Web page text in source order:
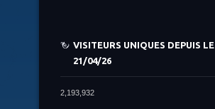
VISITEURS UNIQUES DEPUIS LE
21/04/26
2,193,932